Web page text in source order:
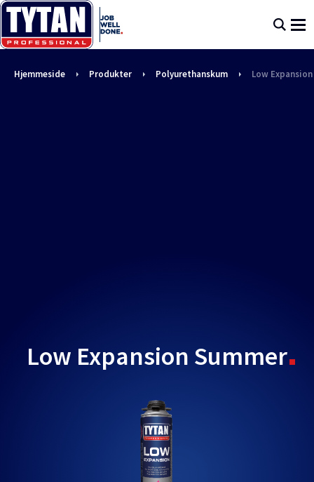
Hjemmeside Produkter Polyurethanskum Low
Low Expansion Summer